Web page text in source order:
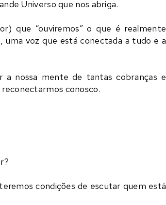
Universo que nos abriga.
que “ouviremos” o que é realmente
uma voz que está conectada a tudo e a
a nossa mente de tantas cobranças e
conosco.
condições de escutar quem está